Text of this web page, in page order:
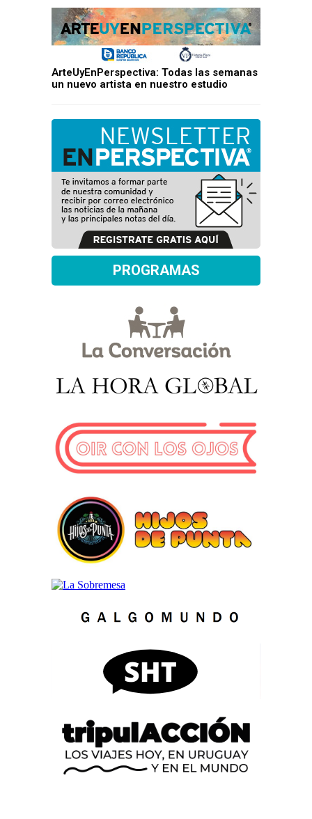
ArteUyEnPerspectiva: Todas las semanas
un nuevo artista en nuestro estudio
PROGRAMAS